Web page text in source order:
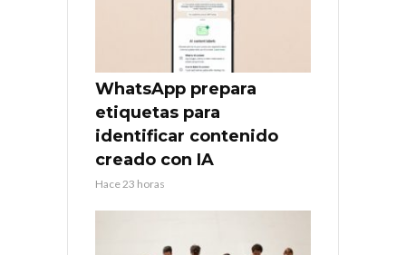
WhatsApp prepara
etiquetas para
identificar contenido
creado con IA
Hace 23 horas